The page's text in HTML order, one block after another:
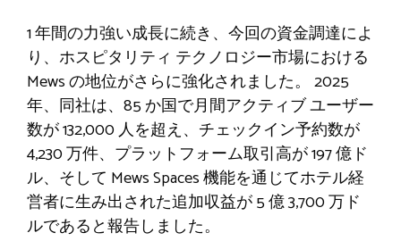
1 年間の力強い成長に続き、今回の資金調達によ
り、ホスピタリティ テクノロジー市場における
Mews の地位がさらに強化されました。 2025
年、同社は、85 か国で月間アクティブ ユーザー
数が 132,000 人を超え、チェックイン予約数が
4,230 万件、プラットフォーム取引高が 197 億ド
ル、そして Mews Spaces 機能を通じてホテル経
営者に生み出された追加収益が 5 億 3,700 万ド
ルであると報告しました。